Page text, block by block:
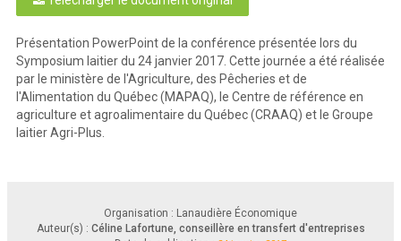
cogestion de l’entreprise
●
Préparer l’entreprise et
changement de propriété
et de direction
●
Planification du
compétences et du
leadership
FINANCIER
FISCAL
Entreprises qui vont bien
•
Vision commune du développement de
l’entreprise
Présentation PowerPoint de la conférence présentée lors du
Symposium laitier du 24 janvier 2017. Cette journée a été réalisée
par le ministère de l'Agriculture, des Pêcheries et de
l'Alimentation du Québec (MAPAQ), le Centre de référence en
agriculture et agroalimentaire du Québec (CRAAQ) et le Groupe
laitier Agri-Plus.
Organisation : Lanaudière Économique
Auteur(s) : Céline Lafortune, conseillère en transfert d'entreprises